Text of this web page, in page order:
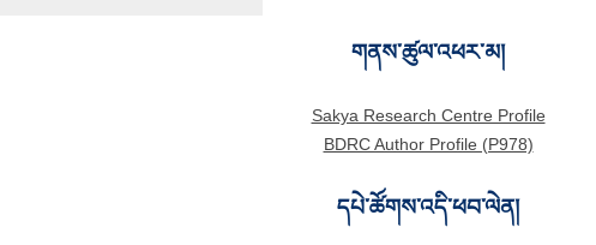
གནས་ཚུལ་འཕར་མ།
Sakya Research Centre Profile
BDRC Author Profile (P978)
དཔེ་ཚོགས་འདི་ཕབ་ལེན།